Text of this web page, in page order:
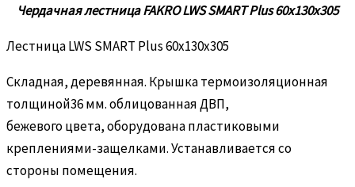
Чердачная лестница FAKRO LWS SMART Plus 60х130х305
Лестница LWS SMART Plus 60х130х305
Складная, деревянная. Крышка термоизоляционная
толщиной36 мм. облицованная ДВП,
бежевого цвета, оборудована пластиковыми
креплениями-защелками. Устанавливается со
стороны помещения.